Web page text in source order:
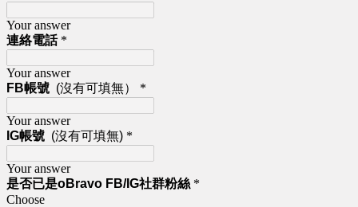
Your answer
連絡電話*
Your answer
FB帳號 (沒有可填無） *
Your answer
IG帳號 (沒有可填無) *
Your answer
是否已是oBravo FB/IG社群粉絲 *
Choose